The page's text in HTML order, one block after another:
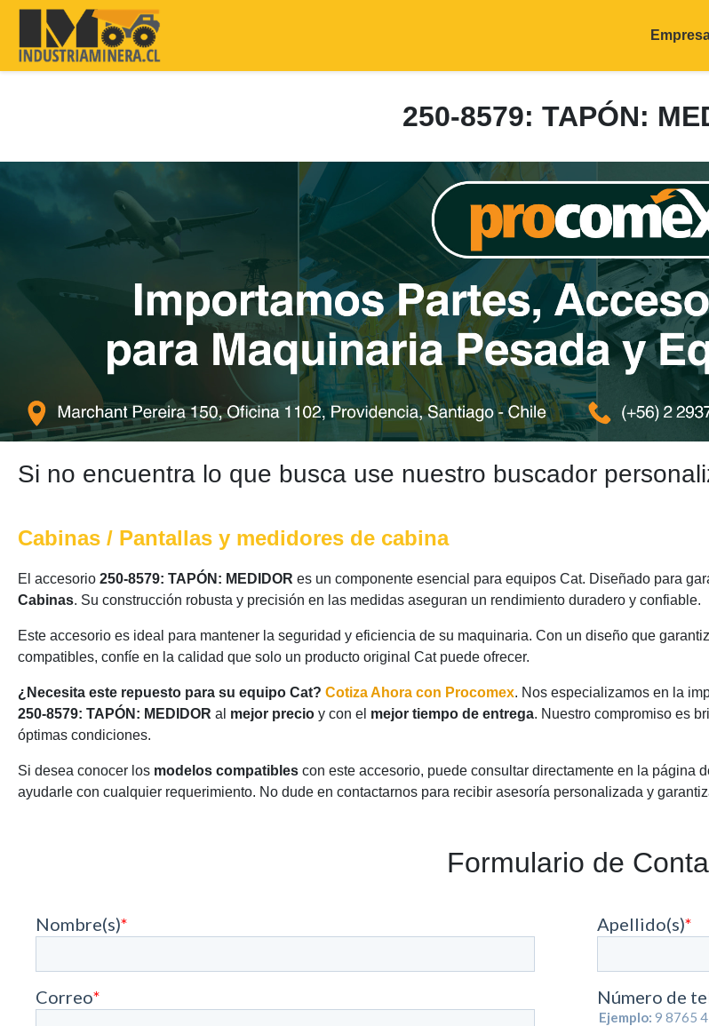
250-8579: TAPÓN:
Si no encuentra lo que busca use nuestro buscador
Cabinas / Pantallas y medidores de cabina
El accesorio 250-8579: TAPÓN: MEDIDOR es un componente esencial para equipos Cat. Diseñado para
Cabinas. Su construcción robusta y precisión en las medidas aseguran un rendimiento duradero y confiable.
Este accesorio es ideal para mantener la seguridad y eficiencia de su maquinaria. Con un diseño que
compatibles, confíe en la calidad que solo un producto original Cat puede ofrecer.
¿Necesita este repuesto para su equipo Cat? Cotiza Ahora con Procomex. Nos especializamos en la
250-8579: TAPÓN: MEDIDOR al mejor precio y con el mejor tiempo de entrega. Nuestro compromiso es
óptimas condiciones.
Si desea conocer los modelos compatibles con este accesorio, puede consultar directamente en la página
ayudarle con cualquier requerimiento. No dude en contactarnos para recibir asesoría personalizada y
Formulario de